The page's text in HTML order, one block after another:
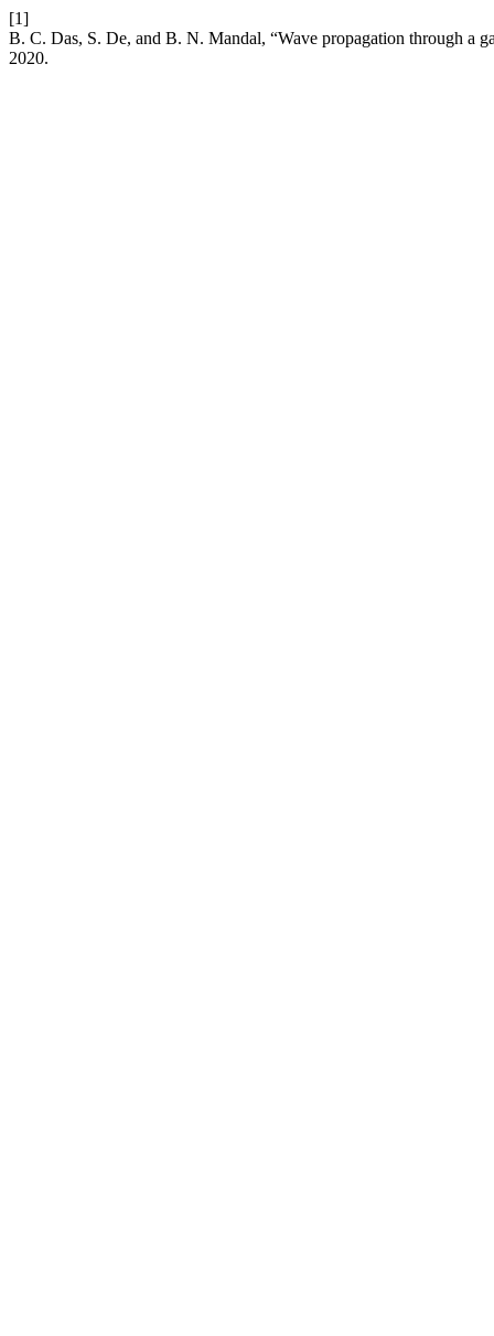
[1]
B. C. Das, S. De, and B. N. Mandal, “Wave propagation through a
2020.